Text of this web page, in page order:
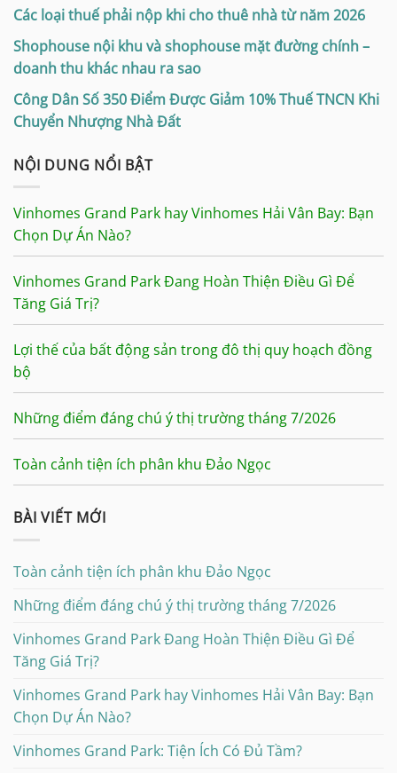
Các loại thuế phải nộp khi cho thuê nhà từ năm 2026
Shophouse nội khu và shophouse mặt đường chính –
doanh thu khác nhau ra sao
Công Dân Số 350 Điểm Được Giảm 10% Thuế TNCN Khi
Chuyển Nhượng Nhà Đất
NỘI DUNG NỔI BẬT
Vinhomes Grand Park hay Vinhomes Hải Vân Bay: Bạn
Chọn Dự Án Nào?
Vinhomes Grand Park Đang Hoàn Thiện Điều Gì Để
Tăng Giá Trị?
Lợi thế của bất động sản trong đô thị quy hoạch đồng
bộ
Những điểm đáng chú ý thị trường tháng 7/2026
Toàn cảnh tiện ích phân khu Đảo Ngọc
BÀI VIẾT MỚI
Toàn cảnh tiện ích phân khu Đảo Ngọc
Những điểm đáng chú ý thị trường tháng 7/2026
Vinhomes Grand Park Đang Hoàn Thiện Điều Gì Để
Tăng Giá Trị?
Vinhomes Grand Park hay Vinhomes Hải Vân Bay: Bạn
Chọn Dự Án Nào?
Vinhomes Grand Park: Tiện Ích Có Đủ Tầm?